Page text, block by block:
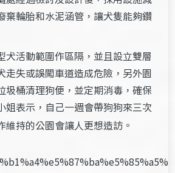
棄輪胎和水泥涵管，讓犬隻能夠鑽
犬活動範圍作區隔，並且設立雙層
走失或誤闖車道造成危險，另外園
圾桶清理狗便，並定期消毒，確保
姐表示，自己一週會帶狗狗來三次
維持的公園會讓人更想造訪。